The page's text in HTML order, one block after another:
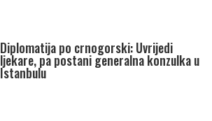
Diplomatija po crnogorski: Uvrijedi
ljekare, pa postani generalna konzulka u
Istanbulu